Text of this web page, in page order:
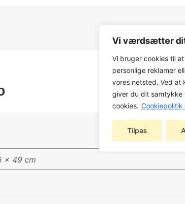
Vi værdsætter
Vi bruger cookies til
personlige reklamer
vores netsted. Ved at
giver du dit samtykke
cookies.
Tilpas
× 49 cm